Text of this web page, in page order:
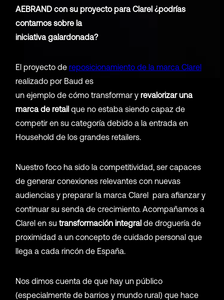
AEBRAND con su proyecto para Clarel ¿podrías
contarnos sobre la
iniciativa galardonada?
El proyecto de reposicionamiento de la marca Clarel
realizado por Baud es
un ejemplo de cómo transformar y revalorizar una
marca de retail que no estaba siendo capaz de
competir en su categoría debido a la entrada en
Household de los grandes retailers.
Nuestro foco ha sido la competitividad, ser capaces
de generar conexiones relevantes con nuevas
audiencias y preparar la marca Clarel para afianzar y
continuar su senda de crecimiento. Acompañamos a
Clarel en su transformación integralde droguería de
proximidad a un concepto de cuidado personal que
llega a cada rincón de España.
Nos dimos cuenta de que hay un público
(especialmente de barrios y mundo rural) que hace